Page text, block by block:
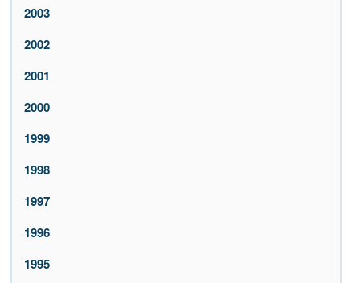
2003
2002
2001
2000
1999
1998
1997
1996
1995